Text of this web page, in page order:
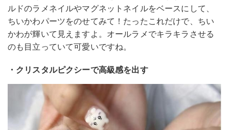
ルドのラメネイルやマグネットネイルをベースにして、
ちいかわパーツをのせてみて！たったこれだけで、ちい
かわが輝いて見えますよ。オールラメでキラキラさせる
のも目立っていて可愛いですね。
・クリスタルピクシーで高級感を出す